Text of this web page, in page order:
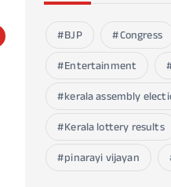
BJP Congress
Entertainment
kerala assembly
Kerala lottery results
pinarayi vijayan